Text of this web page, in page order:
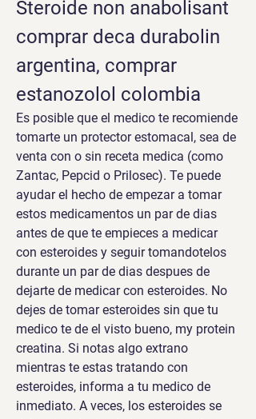
Steroide non anabolisant
comprar deca durabolin
argentina, comprar
estanozolol colombia
Es posible que el medico te recomiende
tomarte un protector estomacal, sea de
venta con o sin receta medica (como
Zantac, Pepcid o Prilosec). Te puede
ayudar el hecho de empezar a tomar
estos medicamentos un par de dias
antes de que te empieces a medicar
con esteroides y seguir tomandotelos
durante un par de dias despues de
dejarte de medicar con esteroides. No
dejes de tomar esteroides sin que tu
medico te de el visto bueno, my protein
creatina. Si notas algo extrano
mientras te estas tratando con
esteroides, informa a tu medico de
inmediato. A veces, los esteroides se